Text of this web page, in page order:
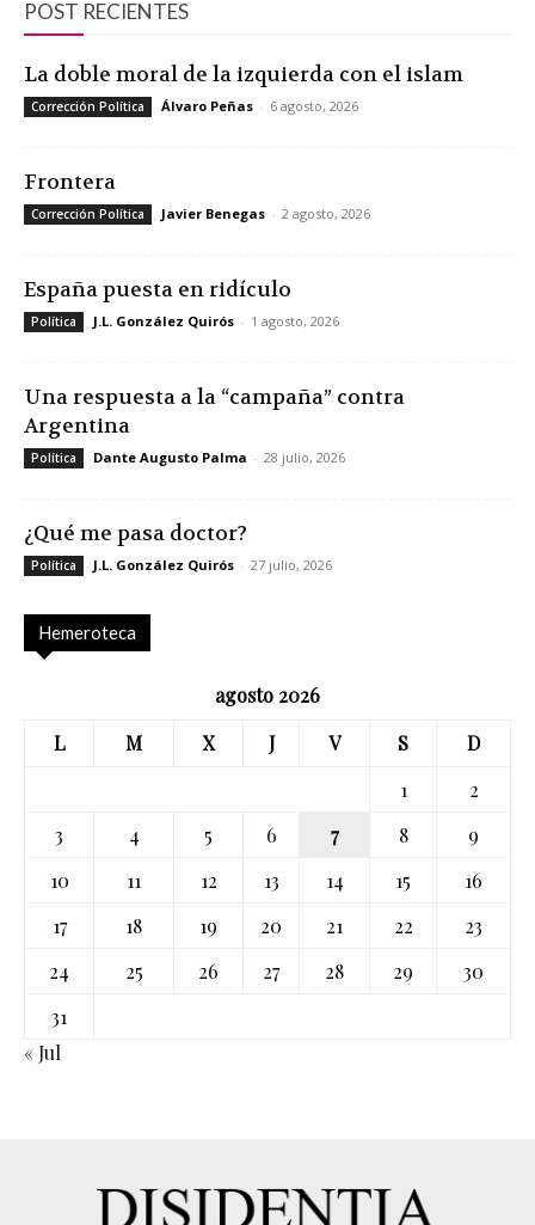
POST RECIENTES
La doble moral de la izquierda con el islam
Corrección Política Álvaro Peñas - 6 agosto, 2026
Frontera
Corrección Política Javier Benegas - 2 agosto, 2026
España puesta en ridículo
Política J.L. González Quirós - 1 agosto, 2026
Una respuesta a la “campaña” contra
Argentina
Política Dante Augusto Palma - 28 julio, 2026
¿Qué me pasa doctor?
Política J.L. González Quirós - 27 julio, 2026
Hemeroteca
agosto 2026
L
M X J V S
D
1
2
3
4 5 6 7 8
9
10
11 12 13 14 15
16
17
18 19 20 21 22
23
24
25 26 27 28 29
30
31
« Jul